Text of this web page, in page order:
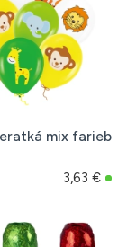
mix farieb
3,63 €